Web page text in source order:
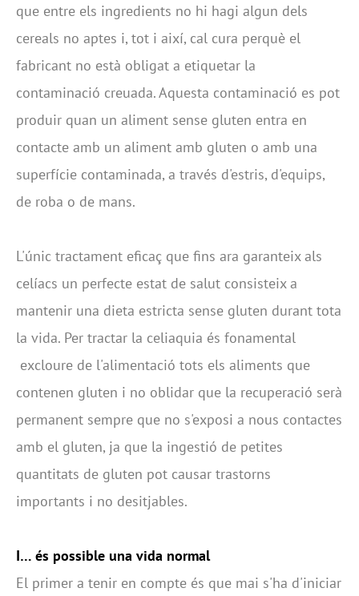
que entre els ingredients no hi hagi algun dels
cereals no aptes i, tot i així, cal cura perquè el
fabricant no està obligat a etiquetar la
contaminació creuada. Aquesta contaminació es pot
produir quan un aliment sense gluten entra en
contacte amb un aliment amb gluten o amb una
superfície contaminada, a través d'estris, d'equips,
de roba o de mans.
L'únic tractament eficaç que fins ara garanteix als
celíacs un perfecte estat de salut consisteix a
mantenir una dieta estricta sense gluten durant tota
la vida. Per tractar la celiaquia és fonamental
excloure de l'alimentació tots els aliments que
contenen gluten i no oblidar que la recuperació serà
permanent sempre que no s'exposi a nous contactes
amb el gluten, ja que la ingestió de petites
quantitats de gluten pot causar trastorns
importants i no desitjables.
I… és possible una vida normal
El primer a tenir en compte és que mai s'ha d'iniciar